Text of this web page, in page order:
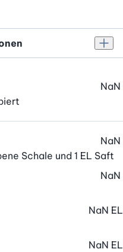
NaN
Schale und 1 EL Saft
NaN
NaN
NaN EL
NaN EL